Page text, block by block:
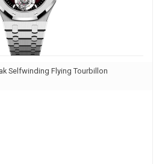
Selfwinding Flying Tourbillon